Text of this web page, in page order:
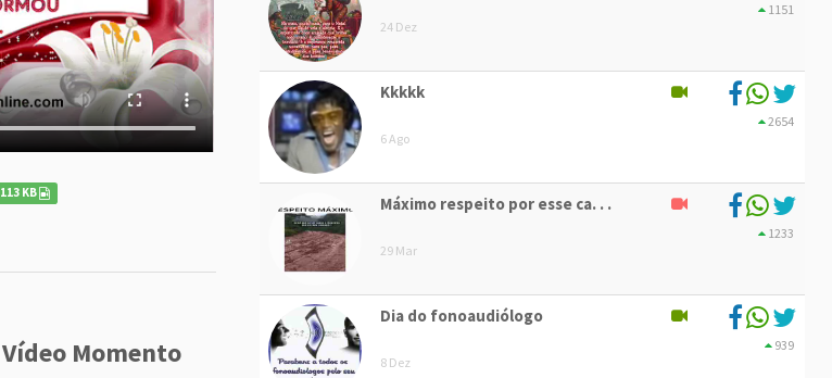
113 KB
Vídeo Momento
24 Dez
1151
Kkkkk
6 Ago
2654
Máximo respeito por esse ca. . .
29 Mar
1233
Dia do fonoaudiólogo
8 Dez
939